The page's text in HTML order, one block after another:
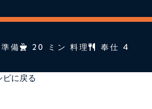
備 20 ミン 料理 奉仕 4
ピに戻る